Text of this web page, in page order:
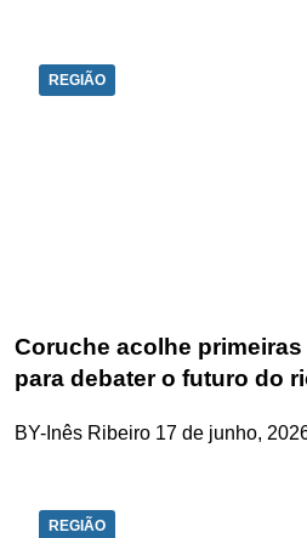
REGIÃO
Coruche acolhe
para debater o futuro do
BY-Inês Ribeiro 17 de junho,
REGIÃO